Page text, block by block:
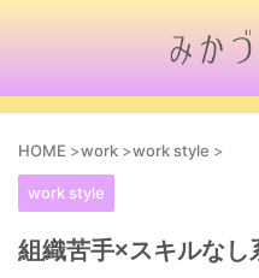
HOME >work >work style >
work style
組織苦手×スキルなし